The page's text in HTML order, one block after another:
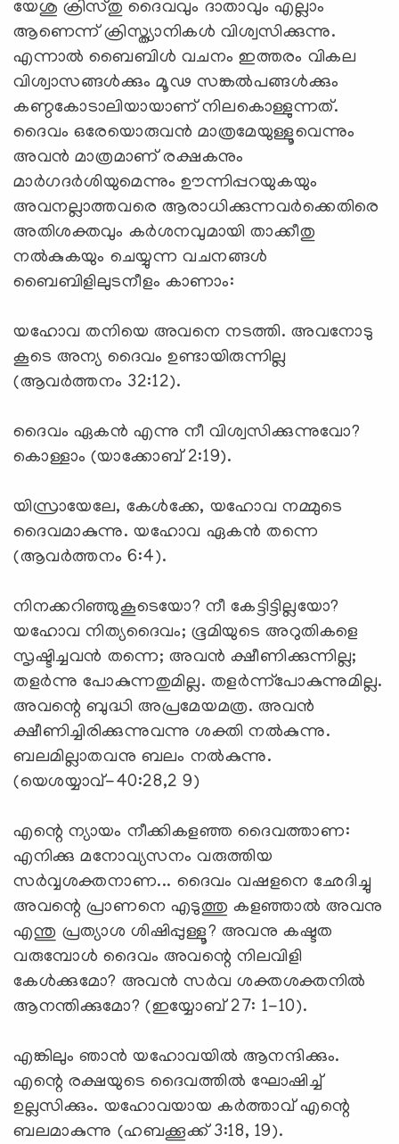
യേശു ക്രിസ്തു ദൈവവും ദാതാവും എല്ലാം
ആണെന്ന് ക്രിസ്ത്യാനികള്‍ വിശ്വസിക്കുന്നു.
എന്നാല്‍ ബൈബിള്‍ വചനം ഇത്തരം വികല
വിശ്വാസങ്ങള്‍ക്കും മൂഢ സങ്കല്‍പങ്ങള്‍ക്കും
കണ്ഠകോടാലിയായാണ് നിലകൊള്ളുന്നത്.
ദൈവം ഒരേയൊരുവന്‍ മാത്രമേയുള്ളൂവെന്നും
അവന്‍ മാത്രമാണ് രക്ഷകനും
മാര്‍ഗദര്‍ശിയുമെന്നും ഊന്നിപ്പറയുകയും
അവനല്ലാത്തവരെ ആരാധിക്കുന്നവര്‍ക്കെതിരെ
അതിശക്തവും കര്‍ശനവുമായി താക്കീതു
നല്‍കുകയും ചെയ്യുന്ന വചനങ്ങള്‍
ബൈബിളിലുടനീളം കാണാം:
യഹോവ തനിയെ അവനെ നടത്തി. അവനോടു
കൂടെ അന്യ ദൈവം ഉണ്ടായിരുന്നില്ല
(ആവര്‍ത്തനം 32:12).
ദൈവം ഏകന്‍ എന്നു നീ വിശ്വസിക്കുന്നുവോ?
കൊള്ളാം (യാക്കോബ് 2:19).
യിസ്രായേലേ, കേള്‍ക്കേ, യഹോവ നമ്മുടെ
ദൈവമാകുന്നു. യഹോവ ഏകന്‍ തന്നെ
(ആവര്‍ത്തനം 6:4).
നിനക്കറിഞ്ഞുകൂടെയോ? നീ കേട്ടിട്ടില്ലയോ?
യഹോവ നിത്യദൈവം; ഭൂമിയുടെ അറുതികളെ
സൃഷ്ടിച്ചവന്‍ തന്നെ; അവന്‍ ക്ഷീണിക്കുന്നില്ല;
തളര്‍ന്നു പോകുന്നതുമില്ല. തളര്‍ന്ന്‌പോകുന്നുമില്ല.
അവന്റെ ബുദ്ധി അപ്രമേയമത്ര. അവന്‍
ക്ഷീണിച്ചിരിക്കുന്നുവന്നു ശക്തി നല്‍കുന്നു.
ബലമില്ലാതവനു ബലം നല്‍കുന്നു.
(യെശയ്യാവ്-40:28,2 9)
എന്റെ ന്യായം നീക്കികളഞ്ഞ ദൈവത്താണ:
എനിക്കു മനോവ്യസനം വരുത്തിയ
സര്‍വ്വശക്തനാണ... ദൈവം വഷളനെ ഛേദിച്ചു
അവന്റെ പ്രാണനെ എടുത്തു കളഞ്ഞാല്‍ അവനു
എന്തു പ്രത്യാശ ശിഷിപ്പുള്ളൂ? അവനു കഷ്ടത
വരുമ്പോള്‍ ദൈവം അവന്റെ നിലവിളി
കേള്‍ക്കുമോ? അവന്‍ സര്‍വ ശക്തശക്തനില്‍
ആനന്തിക്കുമോ? (ഇയ്യോബ് 27: 1-10).
എങ്കിലും ഞാന്‍ യഹോവയില്‍ ആനന്ദിക്കും.
എന്റെ രക്ഷയുടെ ദൈവത്തില്‍ ഘോഷിച്ച്
ഉല്ലസിക്കും. യഹോവയായ കര്‍ത്താവ് എന്റെ
ബലമാകുന്നു (ഹബക്കൂക്ക് 3:18, 19).